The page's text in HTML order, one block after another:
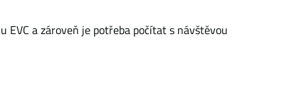
a zároveň je potřeba počítat s návštěvou